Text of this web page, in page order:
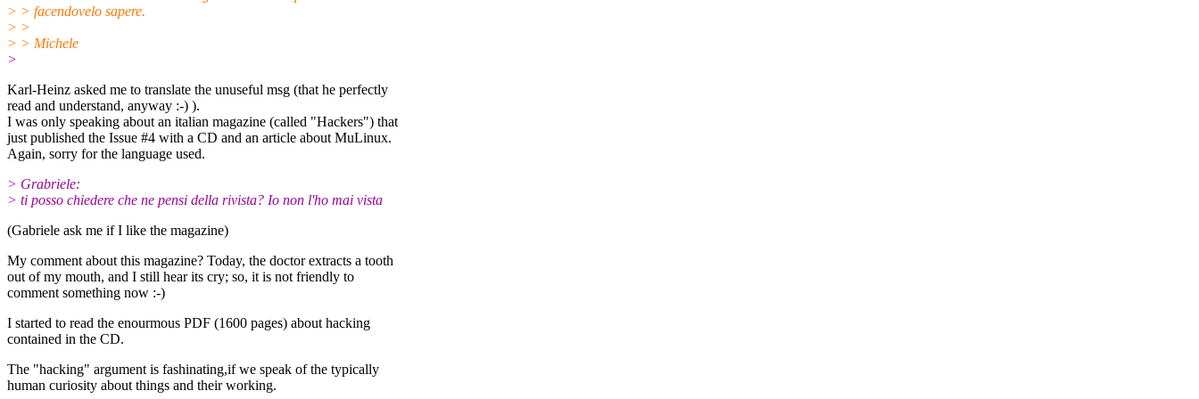
> > facendovelo sapere.
> >
> > Michele
>
Karl-Heinz asked me to translate the unuseful msg (that he perfectly
read and understand, anyway :-) ).
I was only speaking about an italian magazine (called "Hackers") that
just published the Issue #4 with a CD and an article about MuLinux.
Again, sorry for the language used.
> Grabriele:
> ti posso chiedere che ne pensi della rivista? Io non l'ho mai vista
(Gabriele ask me if I like the magazine)
My comment about this magazine? Today, the doctor extracts a tooth
out of my mouth, and I still hear its cry; so, it is not friendly to
comment something now :-)
I started to read the enourmous PDF (1600 pages) about hacking
contained in the CD.
The "hacking" argument is fashinating,if we speak of the typically
human curiosity about things and their working.